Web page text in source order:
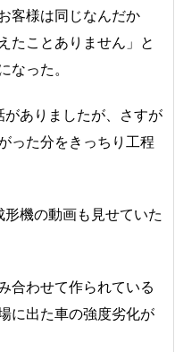
客様は同じなんだか
たことありません」と
なった。
がありましたが、さすが
った分をきっちり工程
形機の動画も見せていた
合わせて作られている
に出た車の強度劣化が